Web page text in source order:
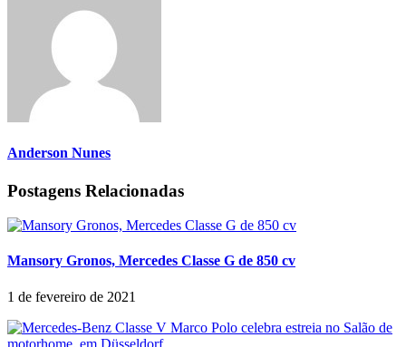
Anderson Nunes
Postagens Relacionadas
Mansory Gronos, Mercedes Classe G de 850 cv
1 de fevereiro de 2021